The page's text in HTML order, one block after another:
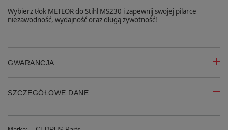
Wybierz tłok METEOR do Stihl MS230 i zapewnij swojej pilarce
niezawodność, wydajność oraz długą żywotność!
GWARANCJA
SZCZEGÓŁOWE DANE